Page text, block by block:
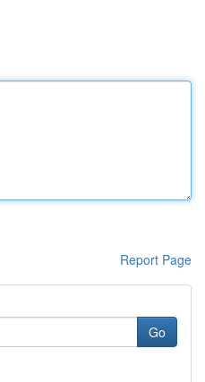
Report Page
Go